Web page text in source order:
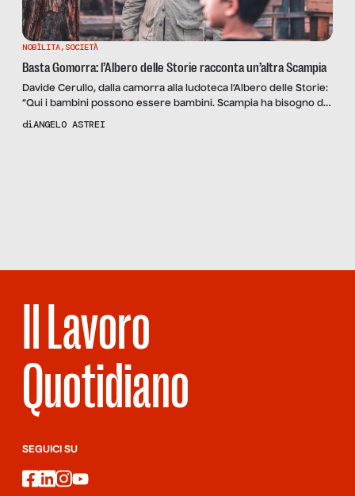
NOBÌLITA, SOCIETÀ
Basta Gomorra: l’Albero delle Storie racconta un’altra Scampia
Davide Cerullo, dalla camorra alla ludoteca l’Albero delle Storie:
“Qui i bambini possono essere bambini. Scampia ha bisogno di
normalità”.
diANGELO ASTREI
Il Lavoro
Quotidiano
SEGUICI SU
facebook
linkedin
instagram
youtube